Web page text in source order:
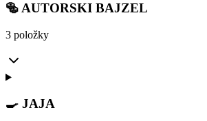
🥯 AUTORSKI BAJZEL
3 položky
🍳 JAJA